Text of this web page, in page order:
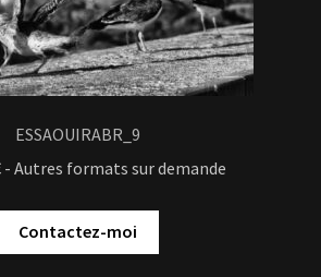
ESSAOUIRABR_9
- Autres formats sur demande
Contactez-moi